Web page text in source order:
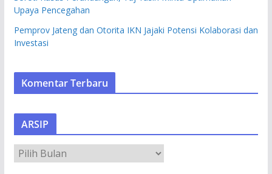
Upaya Pencegahan
Pemprov Jateng dan Otorita IKN Jajaki Potensi Kolaborasi dan
Investasi
Komentar Terbaru
ARSIP